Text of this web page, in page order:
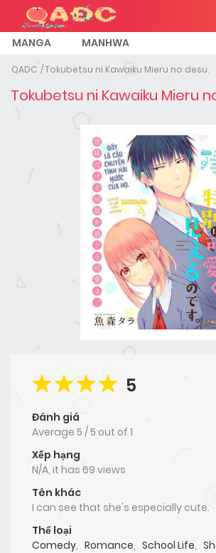
MANGA MANHWA
QADC Tokubetsu ni Kawaiku Mieru no desu.
Tokubetsu ni Kawaiku Mieru
5
Đánh giá
Average 5 /5 out of 1
Xếp hạng
N/A, it has 69 views
Tên khác
I can see that she's especially cute.
Thể loại
Comedy, Romance, School Life,